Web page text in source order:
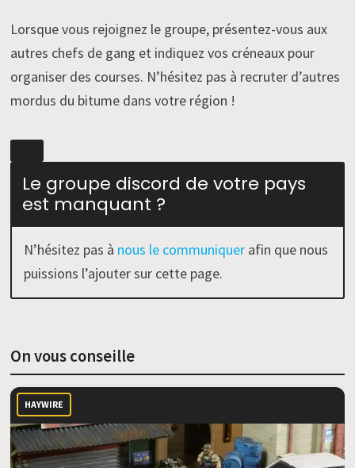
Lorsque vous rejoignez le groupe, présentez-vous aux
autres chefs de gang et indiquez vos créneaux pour
organiser des courses. N’hésitez pas à recruter d’autres
mordus du bitume dans votre région !
Le groupe discord de votre pays
est manquant ?
N’hésitez pas à nous le communiquer afin que nous
puissions l’ajouter sur cette page.
On vous conseille
HAYWIRE